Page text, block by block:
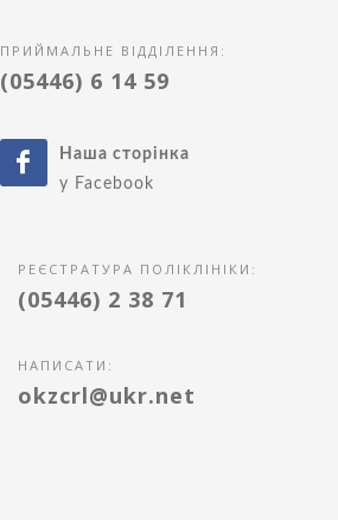
ПРИЙМАЛЬНЕ ВІДДІЛЕННЯ:
(05446) 6 14 59
Наша сторінка
у Facebook
РЕЄСТРАТУРА ПОЛІКЛІНІКИ:
(05446) 2 38 71
НАПИСАТИ:
okzcrl@ukr.net